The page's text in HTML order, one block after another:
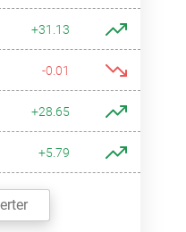
+31.13
-0.01
+28.65
+5.79